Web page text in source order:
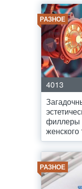
РАЗНОЕ
4013
филлеры
женского
РАЗНОЕ